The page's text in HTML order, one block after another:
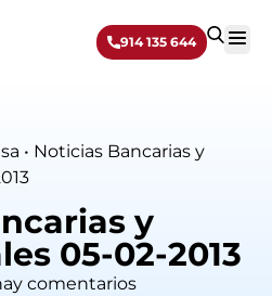
914 135 644
• Noticias Bancarias y
y
05-02-2013
comentarios